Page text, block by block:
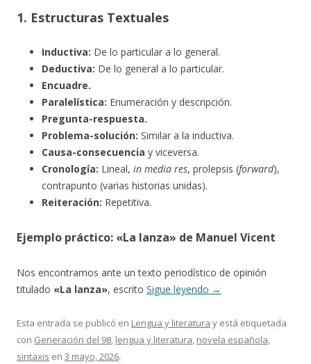
1. Estructuras Textuales
Inductiva: De lo particular a lo general.
Deductiva: De lo general a lo particular.
Encuadre.
Paralelística: Enumeración y descripción.
Pregunta-respuesta.
Problema-solución: Similar a la inductiva.
Causa-consecuencia y viceversa.
Cronología: Lineal, in media res, prolepsis (forward),
contrapunto (varias historias unidas).
Reiteración: Repetitiva.
Ejemplo práctico: «La lanza» de Manuel Vicent
Nos encontramos ante un texto periodístico de opinión
titulado «La lanza», escrito Sigue leyendo →
Esta entrada se publicó en Lengua y literatura y está etiquetada
con Generación del 98, lengua y literatura, novela española,
sintaxis en 3 mayo, 2026.